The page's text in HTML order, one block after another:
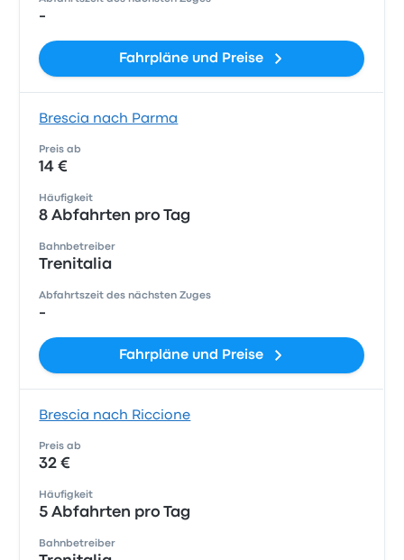
-
Fahrpläne und Preise
Brescia nach Parma
Preis ab
14 €
Häufigkeit
8 Abfahrten pro Tag
Bahnbetreiber
Trenitalia
Abfahrtszeit des nächsten Zuges
-
Fahrpläne und Preise
Brescia nach Riccione
Preis ab
32 €
Häufigkeit
5 Abfahrten pro Tag
Bahnbetreiber